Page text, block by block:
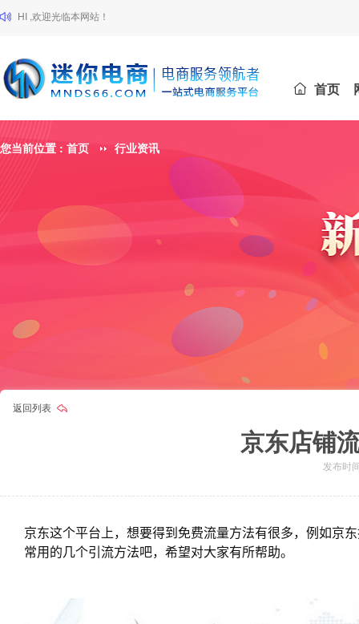
HI ,欢迎光临本网站！
首页
您当前位置 : 首页 行业资讯
返回列表
京东店铺
发布时
京东这个平台上，想要得到免费流量方法有很多，例如京
常用的几个引流方法吧，希望对大家有所帮助。